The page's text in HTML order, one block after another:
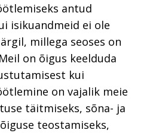
antud
isikuandmeid ei ole
millega seoses on
on õigus keelduda
kui
on vajalik meie
täitmiseks, sõna- ja
teostamiseks,